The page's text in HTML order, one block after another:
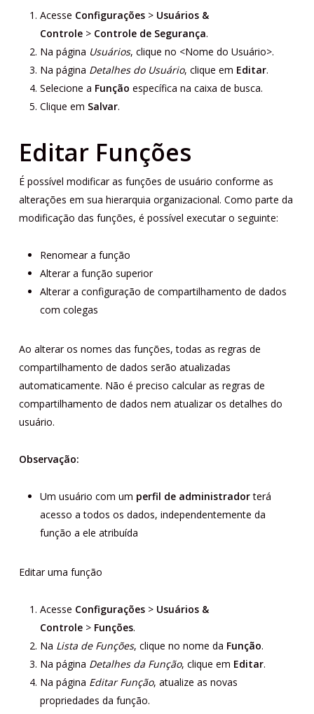
Acesse Configurações> Usuários &
Controle> Controle de Segurança.
Na página Usuários, clique no <Nome do Usuário>.
Na página Detalhes do Usuário, clique em Editar.
Selecione a Função específica na caixa de busca.
Clique em Salvar.
Editar Funções
É possível modificar as funções de usuário conforme as
alterações em sua hierarquia organizacional. Como parte da
modificação das funções, é possível executar o seguinte:
Renomear a função
Alterar a função superior
Alterar a configuração de compartilhamento de dados
com colegas
Ao alterar os nomes das funções, todas as regras de
compartilhamento de dados serão atualizadas
automaticamente. Não é preciso calcular as regras de
compartilhamento de dados nem atualizar os detalhes do
usuário.
Observação:
Um usuário com um perfil de administradorterá
acesso a todos os dados, independentemente da
função a ele atribuída
Editar uma função
Acesse Configurações> Usuários &
Controle> Funções.
Na Lista de Funções, clique no nome da Função.
Na página Detalhes daFunção, clique em Editar.
Na página Editar Função, atualize as novas
propriedades da função.